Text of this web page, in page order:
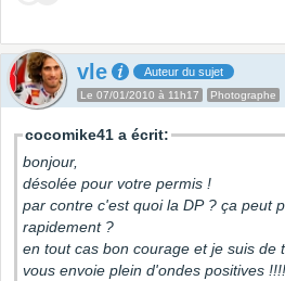
vle Auteur du sujet
Le 07/01/2010 à 11h17 Photographe
cocomike41 a écrit:
bonjour,
désolée pour votre permis !
par contre c'est quoi la DP ? ça peut
rapidement ?
en tout cas bon courage et je suis de
vous envoie plein d'ondes positives